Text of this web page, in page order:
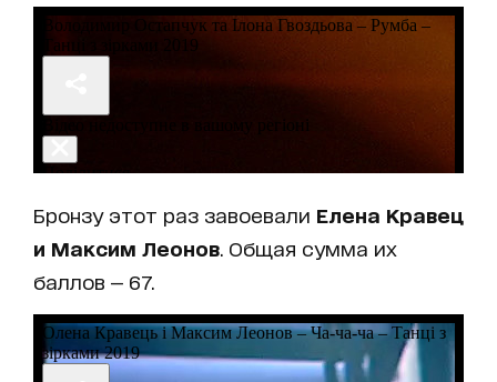
Бронзу этот раз завоевали Елена Кравец
и Максим Леонов . Общая сумма их
баллов — 67.